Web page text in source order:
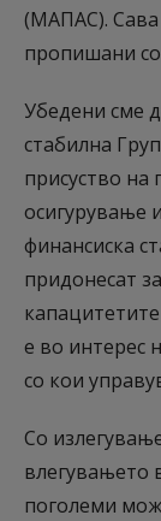
(МАПАС). Сава
пропишани со
Убедени сме
стабилна
присуство на
осигурување
финансиска
придонесат
е во интерес
со кои
Со
влегувањето
поголеми